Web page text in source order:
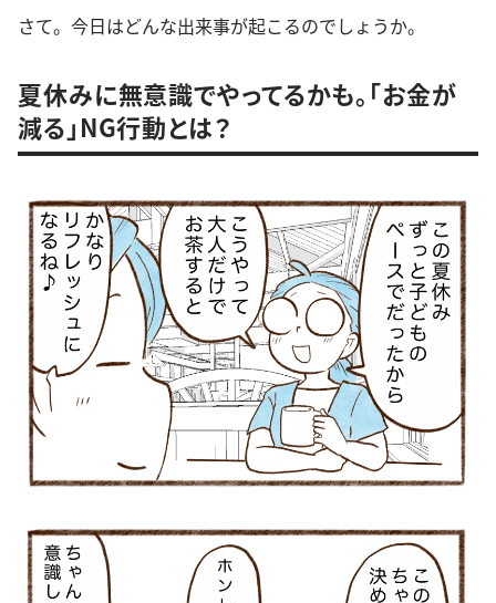
さて。今日はどんな出来事が起こるのでしょうか。
夏休みに無意識でやってるかも。「お金が
減る」NG行動とは？